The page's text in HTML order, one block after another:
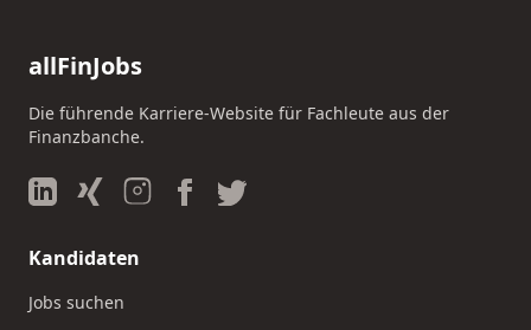
allFinJobs
Die führende Karriere-Website für Fachleute aus der
Finanzbanche.
Kandidaten
Jobs suchen